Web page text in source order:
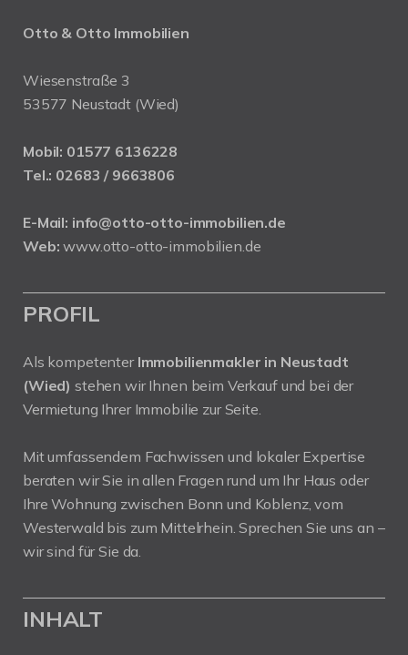
Otto & Otto Immobilien
Wiesenstraße 3
53577 Neustadt (Wied)
Mobil: 01577 6136228
Tel.: 02683 / 9663806
E-Mail: info@otto-otto-immobilien.de
Web: www.otto-otto-immobilien.de
PROFIL
Als kompetenter Immobilienmakler in Neustadt
(Wied) stehen wir Ihnen beim Verkauf und bei der
Vermietung Ihrer Immobilie zur Seite.
Mit umfassendem Fachwissen und lokaler Expertise
beraten wir Sie in allen Fragen rund um Ihr Haus oder
Ihre Wohnung zwischen Bonn und Koblenz, vom
Westerwald bis zum Mittelrhein. Sprechen Sie uns an –
wir sind für Sie da.
INHALT